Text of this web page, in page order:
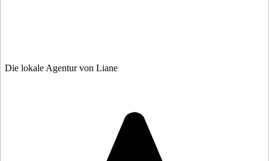
Die lokale Agentur von Liane